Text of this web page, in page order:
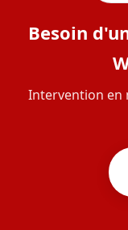
Besoin
Intervention en